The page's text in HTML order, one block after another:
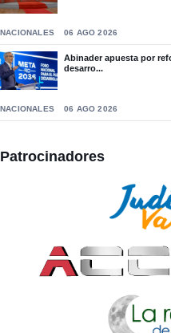
NACIONALES 06 AGO 2026
Abinader apuesta por
desarro...
NACIONALES 06 AGO 2026
Patrocinadores